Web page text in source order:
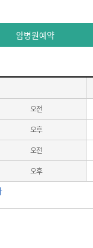
암병원예약
오전
오후
오전
오후